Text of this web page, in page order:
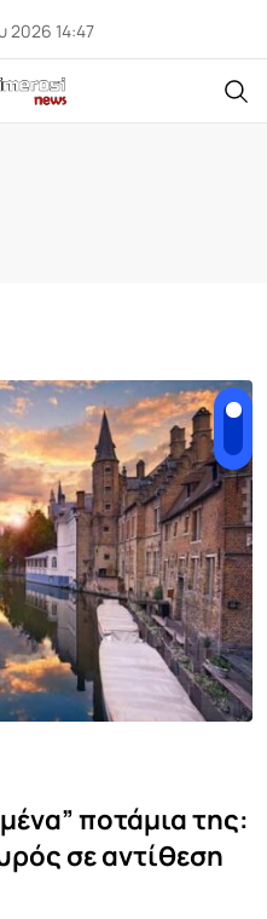
2026 14:47
ποτάμια της:
σε αντίθεση